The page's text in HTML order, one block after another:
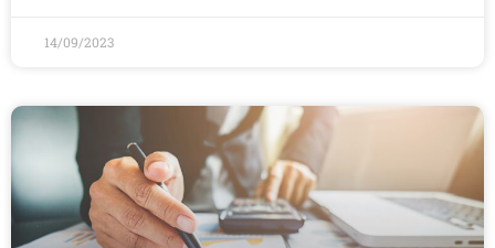
14/09/2023